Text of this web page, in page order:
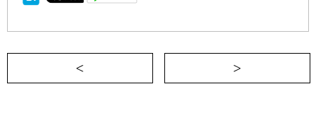
＜ 《特別講座／15名限定》【8/22(土)】